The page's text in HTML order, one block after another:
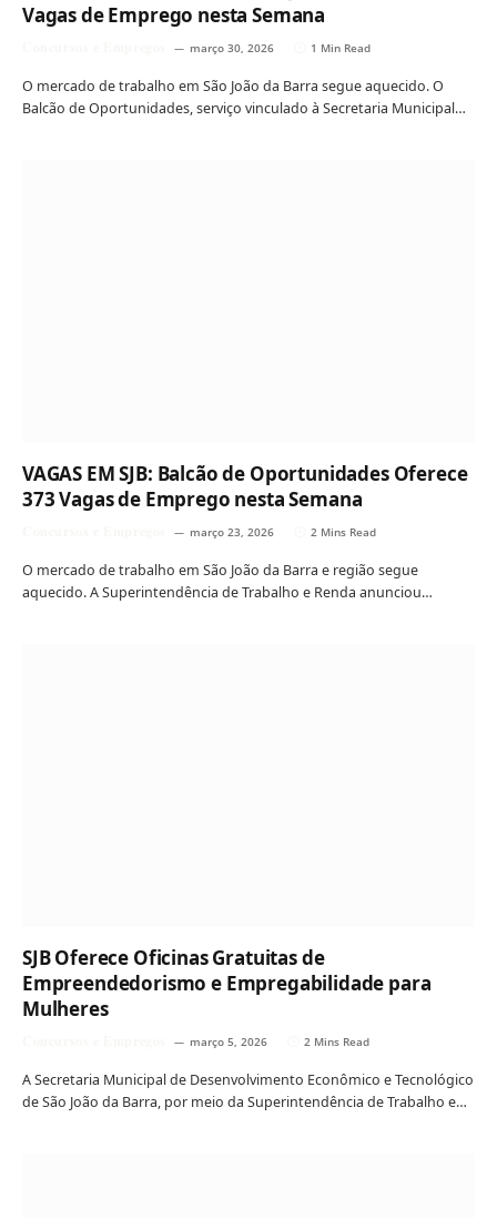
Vagas de Emprego nesta Semana
março 30, 2026 1 Min Read
O mercado de trabalho em São João da Barra segue aquecido. O
Balcão de Oportunidades, serviço vinculado à Secretaria Municipal…
VAGAS EM SJB: Balcão de Oportunidades Oferece
373 Vagas de Emprego nesta Semana
março 23, 2026 2 Mins Read
O mercado de trabalho em São João da Barra e região segue
aquecido. A Superintendência de Trabalho e Renda anunciou…
SJB Oferece Oficinas Gratuitas de
Empreendedorismo e Empregabilidade para
Mulheres
março 5, 2026 2 Mins Read
A Secretaria Municipal de Desenvolvimento Econômico e Tecnológico
de São João da Barra, por meio da Superintendência de Trabalho e…